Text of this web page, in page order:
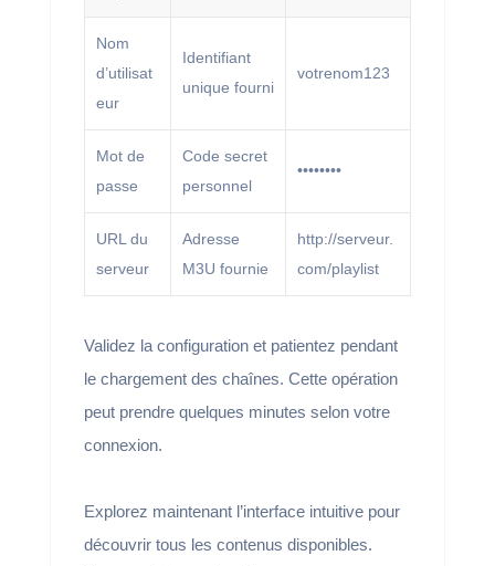
Nom
d’utilisat
eur
Identifiant
unique fourni
votrenom123
Mot de
passe
Code secret
personnel
••••••••
URL du
serveur
Adresse
M3U fournie
http://serveur.
com/playlist
Validez la configuration et patientez pendant
le chargement des chaînes. Cette opération
peut prendre quelques minutes selon votre
connexion.
Explorez maintenant l’interface intuitive pour
découvrir tous les contenus disponibles.